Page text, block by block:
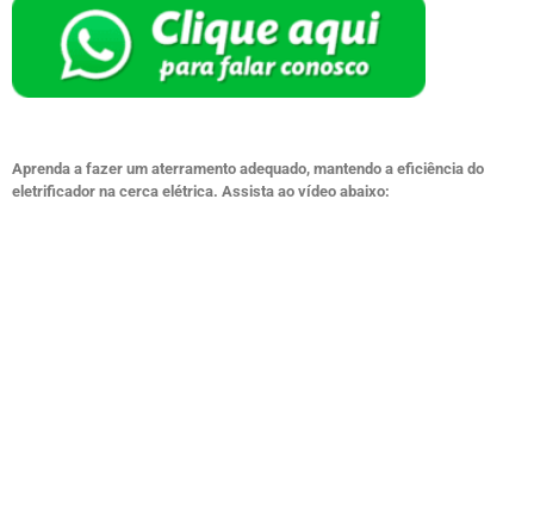
Aprenda a fazer um aterramento adequado, mantendo a eficiência do
eletrificador na cerca elétrica. Assista ao vídeo abaixo: